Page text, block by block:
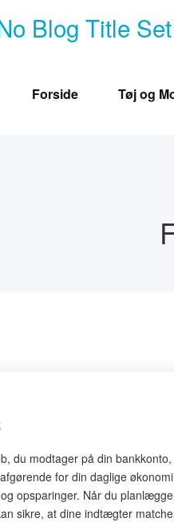
Blog Title Set
Forside Tøj og
du modtager på din
for din daglige
opsparinger. Når du
sikre, at dine indtægter